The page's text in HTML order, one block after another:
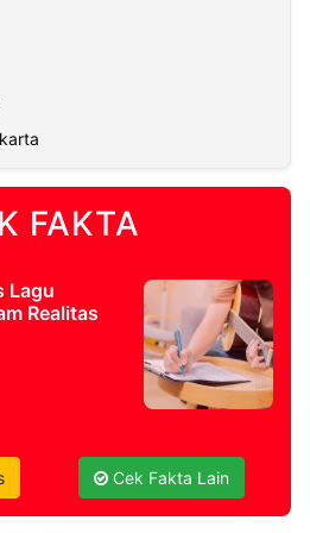
FAKTA
Lagu
Realitas
Cek Fakta Lain